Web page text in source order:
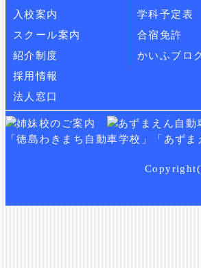
入校案内
スクール案内
紹介制度
採用情報
法人窓口
学科予定表
合宿免許
かいふブロ
「徳島わきまち自動車学校」「あず